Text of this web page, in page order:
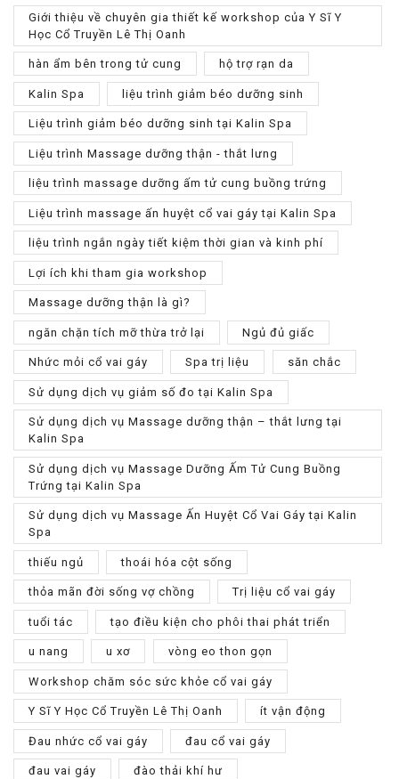
Giới thiệu về chuyên gia thiết kế workshop của Y Sĩ Y
Học Cổ Truyền Lê Thị Oanh
hàn ẩm bên trong tử cung hộ trợ rạn da
Kalin Spa liệu trình giảm béo dưỡng sinh
Liệu trình giảm béo dưỡng sinh tại Kalin Spa
Liệu trình Massage dưỡng thận - thắt lưng
liệu trình massage dưỡng ấm tử cung buồng trứng
Liệu trình massage ấn huyệt cổ vai gáy tại Kalin Spa
liệu trình ngắn ngày tiết kiệm thời gian và kinh phí
Lợi ích khi tham gia workshop
Massage dưỡng thận là gì?
ngăn chặn tích mỡ thừa trở lại Ngủ đủ giấc
Nhức mỏi cổ vai gáy Spa trị liệu săn chắc
Sử dụng dịch vụ giảm số đo tại Kalin Spa
Sử dụng dịch vụ Massage dưỡng thận – thắt lưng tại
Kalin Spa
Sử dụng dịch vụ Massage Dưỡng Ấm Tử Cung Buồng
Trứng tại Kalin Spa
Sử dụng dịch vụ Massage Ấn Huyệt Cổ Vai Gáy tại Kalin
Spa
thiếu ngủ thoái hóa cột sống
thỏa mãn đời sống vợ chồng Trị liệu cổ vai gáy
tuổi tác tạo điều kiện cho phôi thai phát triển
u nang u xơ vòng eo thon gọn
Workshop chăm sóc sức khỏe cổ vai gáy
Y Sĩ Y Học Cổ Truyền Lê Thị Oanh ít vận động
Đau nhức cổ vai gáy đau cổ vai gáy
đau vai gáy đào thải khí hư